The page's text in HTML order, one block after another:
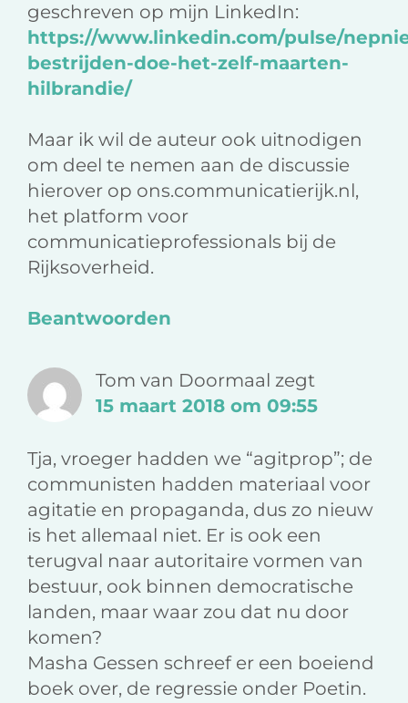
geschreven op mijn LinkedIn:
https://www.linkedin.com/pulse/
bestrijden-doe-het-zelf-maarten-
hilbrandie/
Maar ik wil de auteur ook uitnodigen
om deel te nemen aan de discussie
hierover op ons.communicatierijk.nl,
het platform voor
communicatieprofessionals bij de
Rijksoverheid.
Beantwoorden
Tom van Doormaal zegt
15 maart 2018 om 09:55
Tja, vroeger hadden we “agitprop”; de
communisten hadden materiaal voor
agitatie en propaganda, dus zo nieuw
is het allemaal niet. Er is ook een
terugval naar autoritaire vormen van
bestuur, ook binnen democratische
landen, maar waar zou dat nu door
komen?
Masha Gessen schreef er een boeiend
boek over, de regressie onder Poetin.